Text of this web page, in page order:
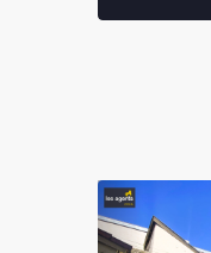
Previous